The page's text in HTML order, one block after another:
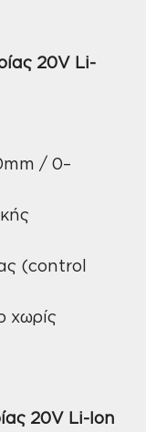
20V Li-
/ 0–
(control
χωρίς
20V Li-Ion